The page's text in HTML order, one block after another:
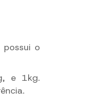
possui o
e 1kg.